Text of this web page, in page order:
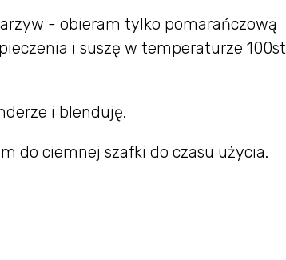
- obieram tylko pomarańczową
i suszę w temperaturze 100st
i blenduję.
do ciemnej szafki do czasu użycia.